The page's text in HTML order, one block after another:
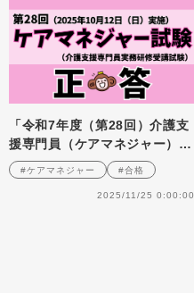
「令和7年度（第28回）介護支
援専門員（ケアマネジャー）実
務研修受講試験」正答
#ケアマネジャー #合格
2025/11/25 0:00:00